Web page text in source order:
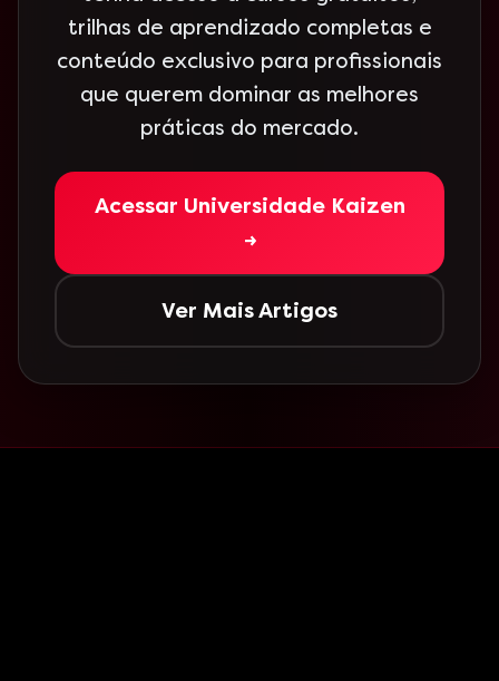
trilhas de aprendizado completas e
conteúdo exclusivo para profissionais
que querem dominar as melhores
práticas do mercado.
Acessar Universidade Kaizen
→
Ver Mais Artigos